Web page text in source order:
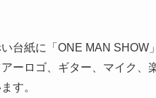
台紙に「ONE MAN
ーロゴ、ギター、マイク、
す。